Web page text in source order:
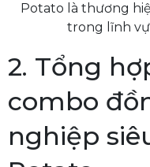
Potato là thương
trong lĩnh
2. Tổng
combo
nghiệp